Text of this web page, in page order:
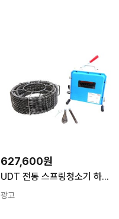
627,600원
UDT 전동 스프링청소기 하수구 배관 청소기 가정 식당 막힌곳 UD-60
광고